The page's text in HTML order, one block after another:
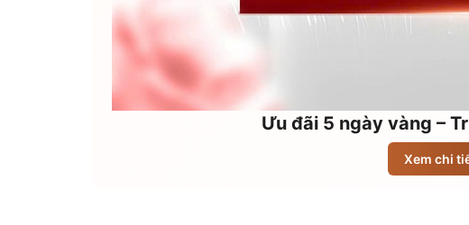
Ưu đãi 5 ngày vàng –
Xem chi